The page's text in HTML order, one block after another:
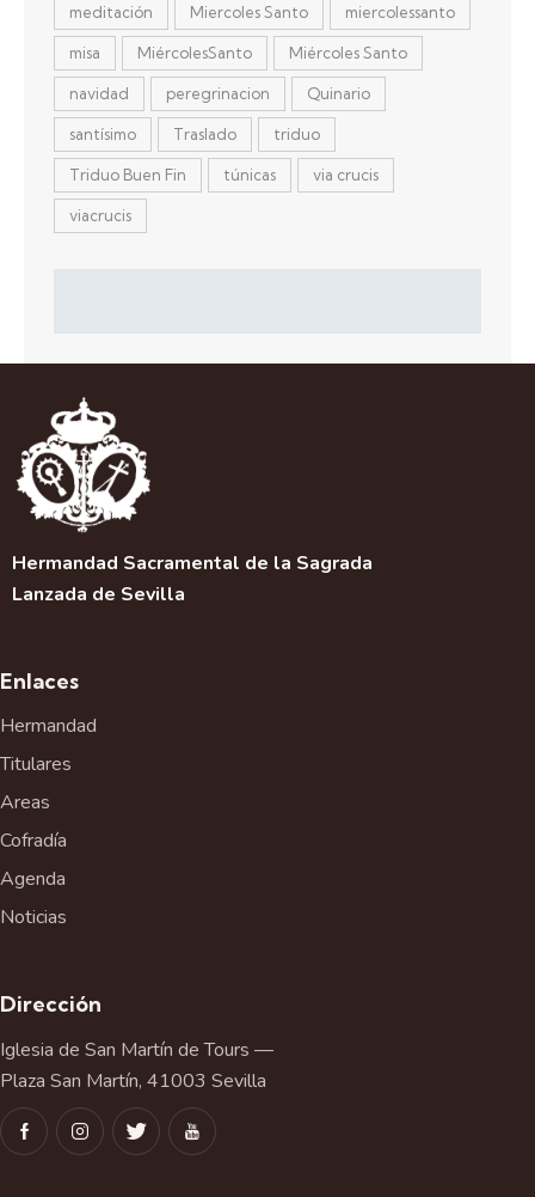
meditación Miercoles Santo miercolessanto
misa MiércolesSanto Miércoles Santo
navidad peregrinacion Quinario
santísimo Traslado triduo
Triduo Buen Fin túnicas via crucis
viacrucis
Hermandad Sacramental de la Sagrada
Lanzada de Sevilla
Enlaces
Hermandad
Titulares
Areas
Cofradía
Agenda
Noticias
Dirección
Iglesia de San Martín de Tours —
Plaza San Martín, 41003 Sevilla